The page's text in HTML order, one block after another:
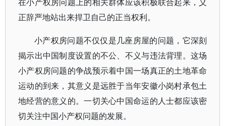
正辞严地站出来捍卫自己的正当权利。
小产权房问题不仅仅是几座房屋的问题，它深刻
揭示出中国制度设置的不公、不义与违法背理。这场
小产权房问题的争战预示着中国一场真正的土地革命
运动的到来，其意义是远胜于当年安徽小岗村承包土
地经营的意义的。一切关心中国命运的人士都应该密
切关注中国小产权问题的发展。